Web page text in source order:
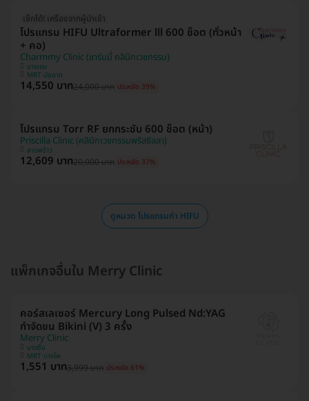
เช็กได้! เครื่องจากผู้นำเข้า
โปรแกรม HIFU Ultraformer lll 600 ช็อต (ทั่วหน้า
+ คอ)
Charmmy Clinic (ชาร์มมี่ คลินิกเวชกรรม)
บางเขน
MRT มัยลาภ
14,550 บาท24,000 บาท ประหยัด 39%
โปรแกรม Torr RF ยกกระชับ 600 ช็อต (หน้า)
Priscilla Clinic (คลินิกเวชกรรมพริสซิลลา)
ลาดพร้าว
12,609 บาท20,000 บาท ประหยัด 37%
ดูหมวด โปรแกรมทำ HIFU
แพ็กเกจอื่นใน Merry Clinic
คอร์สเลเซอร์ Mercury Long Pulsed Nd:YAG
กำจัดขน Bikini (V) 3 ครั้ง
Merry Clinic
บางซื่อ
MRT บางโพ
1,551 บาท3,999 บาท ประหยัด 61%